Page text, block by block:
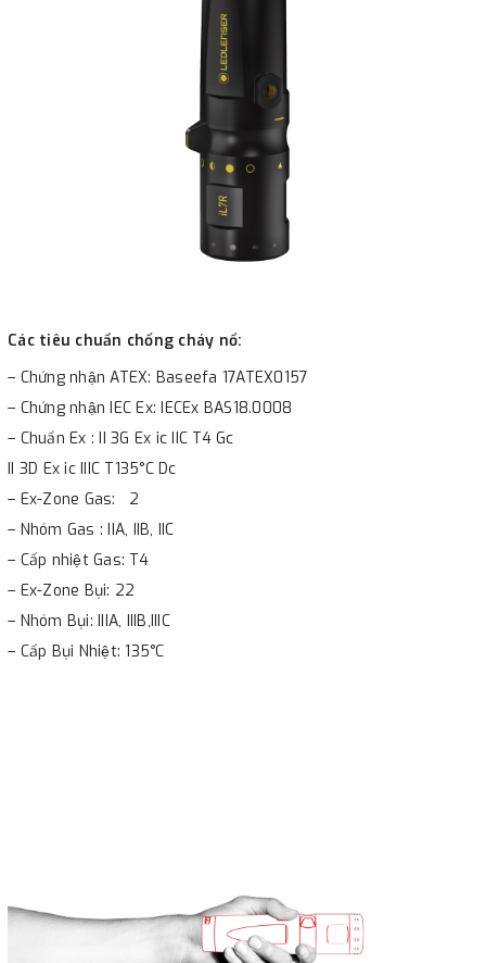
Các tiêu chuẩn chống cháy nổ:
– Chứng nhận ATEX: Baseefa 17ATEX0157
– Chứng nhận IEC Ex: IECEx BAS18.0008
– Chuẩn Ex : II 3G Ex ic IIC T4 Gc
II 3D Ex ic IIIC T135°C Dc
– Ex-Zone Gas: 2
– Nhóm Gas : IIA, IIB, IIC
– Cấp nhiệt Gas: T4
– Ex-Zone Bụi: 22
– Nhóm Bụi: IIIA, IIIB,IIIC
– Cấp Bụi Nhiệt: 135°C